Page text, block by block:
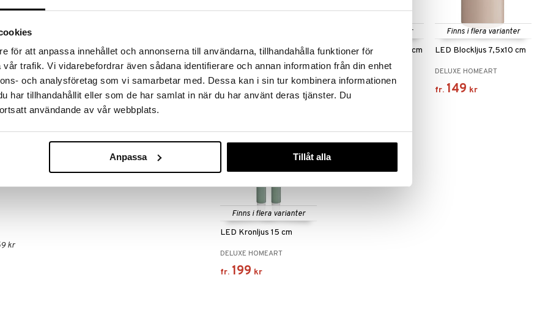
för att anpassa innehållet och annonserna till användarna, tillhandahålla funktioner för
trafik. Vi vidarebefordrar även sådana identifierare och annan information från din enhet
och analysföretag som vi samarbetar med. Dessa kan i sin tur kombinera informationen
har tillhandahållit eller som de har samlat in när du har använt deras tjänster. Du
användande av vår webbplats.
Anpassa Tillåt alla
med detta stilrena LED-blockljus från
design med en förstärkt topp och
utseende. Utrustat med den patenterade 3D
ljuslåga.
kr
Fjärrkontroll LED-ljus
DELUXE HOMEART
89
Finns i flera varianter
LED Kronljus Shiny 28 cm
DELUXE HOMEART
239
Finns i flera varianter
LED Blockljus 7,5x10 cm
DELUXE HOMEART
fr. 149 kr
Finns i flera varianter
LED Kronljus 15 cm
DELUXE HOMEART
fr. 199 kr